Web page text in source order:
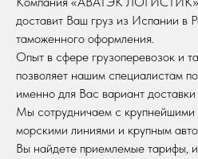
доставит Ваш груз из Испании в
таможенного оформления.
Опыт в сфере грузоперевозок и
позволяет нашим специалистам
именно для Вас вариант доставки
Мы сотрудничаем с крупнейшими
морскими линиями и крупным
Вы найдете приемлемые тарифы,